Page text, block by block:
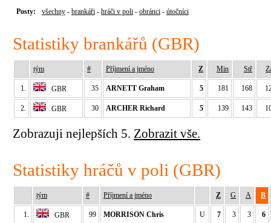
Posty: všechny - brankáři - hráči v poli - obránci - útočníci
Statistiky brankářů (GBR)
tým # Příjmení a jméno Z Min Stř
1. GBR 35 ARNETT Graham 5 181 168
2. GBR 30 ARCHER Richard 5 139 143
Zobrazuji nejlepších 5. Zobrazit vše.
Statistiky hráčů v poli (GBR)
tým # Příjmení a jméno Z G A B
1. GBR 99 MORRISON Chris U 7 3 3 6